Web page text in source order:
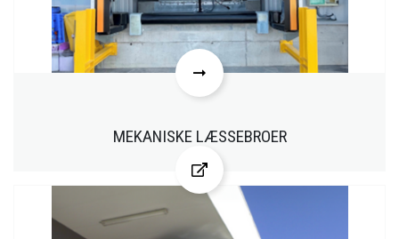
MEKANISKE LÆSSEBROER